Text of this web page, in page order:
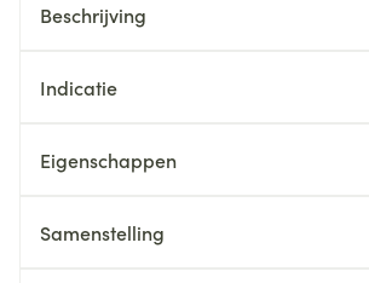
Beschrijving
Indicatie
Eigenschappen
Samenstelling